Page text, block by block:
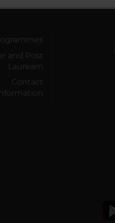
and Post
Lauream
Contact
information